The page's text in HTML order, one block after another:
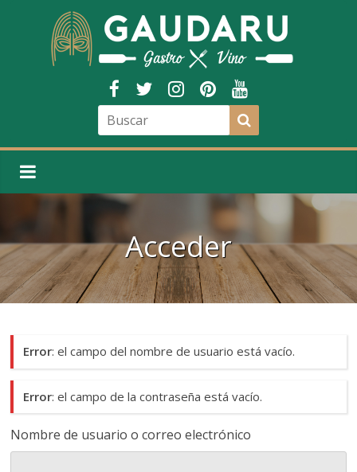
Acceder
Error: el campo del nombre de usuario está vacío.
Error: el campo de la contraseña está vacío.
Nombre de usuario o correo electrónico